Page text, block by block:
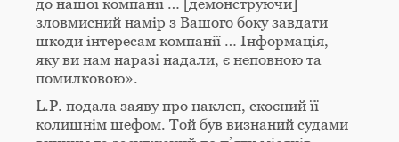
зловмисний намір з Вашого боку завдати
шкоди інтересам компанії … Інформація,
яку ви нам наразі надали, є неповною та
помилковою».
L.P. подала заяву про наклеп, скоєний її
колишнім шефом. Той був визнаний судами